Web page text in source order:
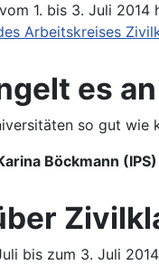
1. bis 3. Juli
Arbeitskreises
es
so gut
Böckmann
bis zum 3. Juli